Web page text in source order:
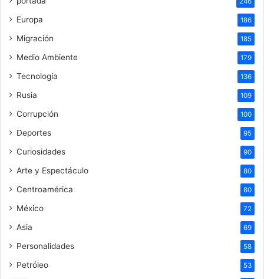
Europa 186
Migración 185
Medio Ambiente 179
Tecnologia 136
Rusia 109
Corrupción 100
Deportes 95
Curiosidades 90
Arte y Espectáculo 80
Centroamérica 80
México 72
Asia 69
Personalidades 58
Petróleo 53